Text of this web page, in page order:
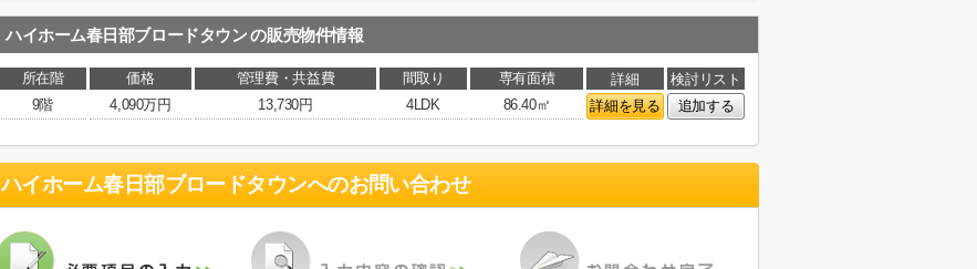
ハイホーム春日部ブロードタウン の販売物件情報
所在階 価格 管理費・共益費 間取り 専有面積 詳細
検討リスト
9階
4,090万円 13,730円 4LDK 86.40㎡ 詳細を見る 追加する
ハイホーム春日部ブロードタウンへのお問い合わせ